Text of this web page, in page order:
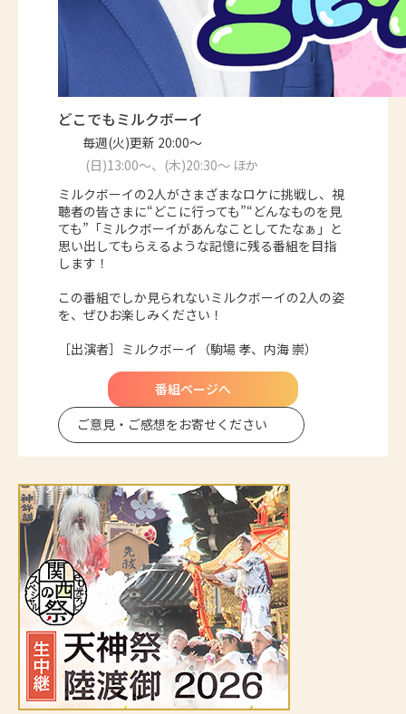
どこでもミルクボーイ
毎週(火)更新 20:00～
(日)13:00～、(木)20:30～ ほか
ミルクボーイの2人がさまざまなロケに挑戦し、視
聴者の皆さまに“どこに行っても”“どんなものを見
ても”「ミルクボーイがあんなことしてたなぁ」と
思い出してもらえるような記憶に残る番組を目指
します！
この番組でしか見られないミルクボーイの2人の姿
を、ぜひお楽しみください！
［出演者］ミルクボーイ（駒場 孝、内海 崇）
番組ページへ
ご意見・ご感想をお寄せください